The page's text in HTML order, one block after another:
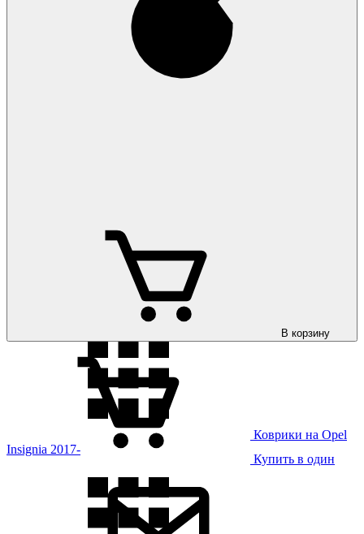
Коврики на Opel
Insignia 2017-
В корзину
Купить в один